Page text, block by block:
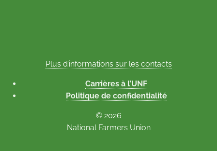
Plus d’informations sur les contacts
Carrières à l’UNF
Politique de confidentialité
© 2026
National Farmers Union